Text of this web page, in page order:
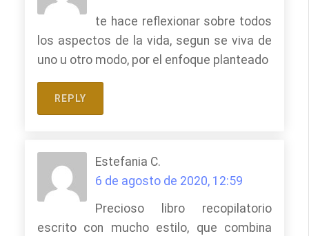
te hace reflexionar sobre todos
los aspectos de la vida, segun se viva de
uno u otro modo, por el enfoque planteado
REPLY
Estefania C.
6 de agosto de 2020, 12:59
Precioso libro recopilatorio
escrito con mucho estilo, que combina